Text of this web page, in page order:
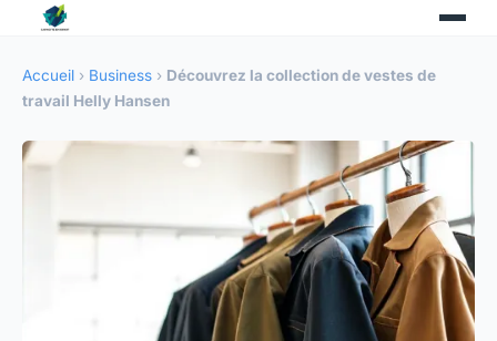
Accueil › Business › Découvrez la collection de vestes de
travail Helly Hansen